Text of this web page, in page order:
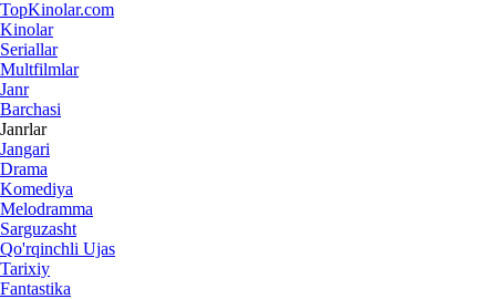
TopKinolar.com
Kinolar
Seriallar
Multfilmlar
Janr
Barchasi
Janrlar
Jangari
Drama
Komediya
Melodramma
Sarguzasht
Qo'rqinchli Ujas
Tarixiy
Fantastika